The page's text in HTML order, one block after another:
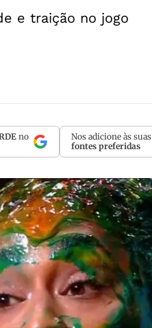
e traição no jogo
no
Nos adicione às suas
fontes preferidas